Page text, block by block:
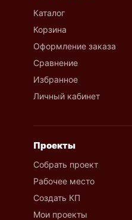
Каталог
Корзина
Оформление заказа
Сравнение
Избранное
Личный кабинет
Проекты
Собрать проект
Рабочее место
Создать КП
Мои проекты